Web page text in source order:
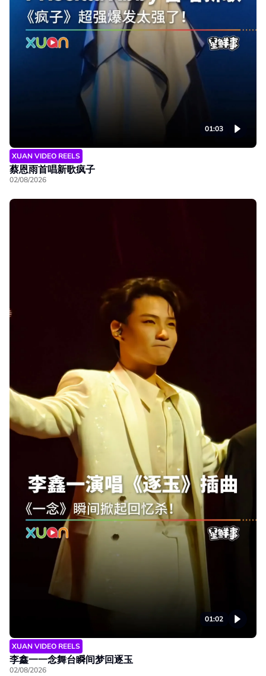
01:03
XUAN VIDEO REELS
蔡恩雨首唱新歌疯子
02/08/2026
01:02
XUAN VIDEO REELS
李鑫一一念舞台瞬间梦回逐玉
02/08/2026